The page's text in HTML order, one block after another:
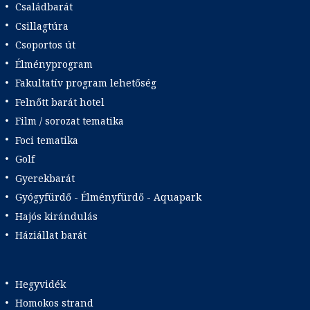
Családbarát
Csillagtúra
Csoportos út
Élményprogram
Fakultatív program lehetőség
Felnőtt barát hotel
Film / sorozat tematika
Foci tematika
Golf
Gyerekbarát
Gyógyfürdő - Élményfürdő - Aquapark
Hajós kirándulás
Háziállat barát
Hegyvidék
Homokos strand